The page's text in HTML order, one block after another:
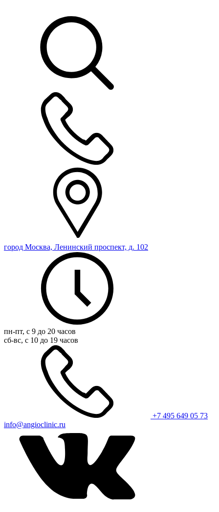
город Москва, Ленинский проспект, д. 102
пн-пт, с 9 до 20 часов
сб-вс, с 10 до 19 часов
+7 495 649 05 73
info@angioclinic.ru